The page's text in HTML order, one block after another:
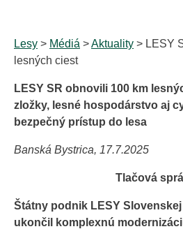
Lesy > Médiá >Aktuality > LESY
lesných ciest
LESY SR obnovili 100 km
zložky, lesné hospodárstvo aj
bezpečný prístup do lesa
Banská Bystrica, 17.7.2025
Tlačová
Štátny podnik LESY
ukončil komplexnú